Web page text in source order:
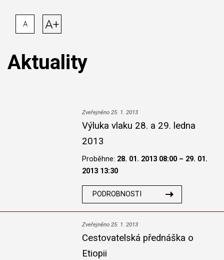
A A+
Aktuality
Zveřejněno 25. 1. 2013
Výluka vlaku 28. a 29. ledna
2013
Proběhne: 28. 01. 2013 08:00 – 29. 01.
2013 13:30
PODROBNOSTI
Zveřejněno 25. 1. 2013
Cestovatelská přednáška o
Etiopii